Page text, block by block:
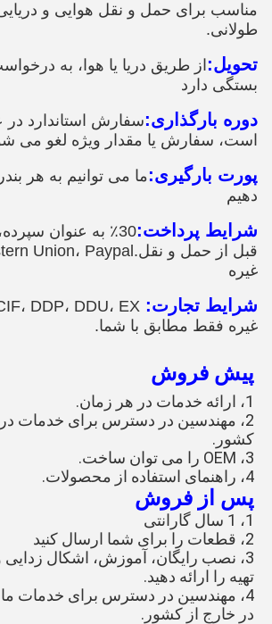
مناسب برای حمل و نقل هوایی و
طولانی.
تحویل: از طریق دریا یا هوا، به
بستگی دارد
دوره بارگذاری:
است، سفارش یا مقدار ویژه لغو می
پورت بارگیری:ما می توانیم به هر
دهیم
شرایط پرداخت:
غیره
شرایط تجارت:
غیره فقط مطابق با شما.
پیش فروش
1، ارائه خدمات در هر زمان.
2، مهندسین در دسترس برای خدمات در
کشور.
3، OEM را می توان ساخت.
4، راهنمای استفاده از محصولات.
پس از فروش
1، 1 سال گارانتی
2، قطعات را برای شما ارسال کنید
3، نصب رایگان، آموزش، اشکال زدایی
تهیه را ارائه دهید.
4، مهندسین در دسترس برای خدمات
در خارج از کشور.